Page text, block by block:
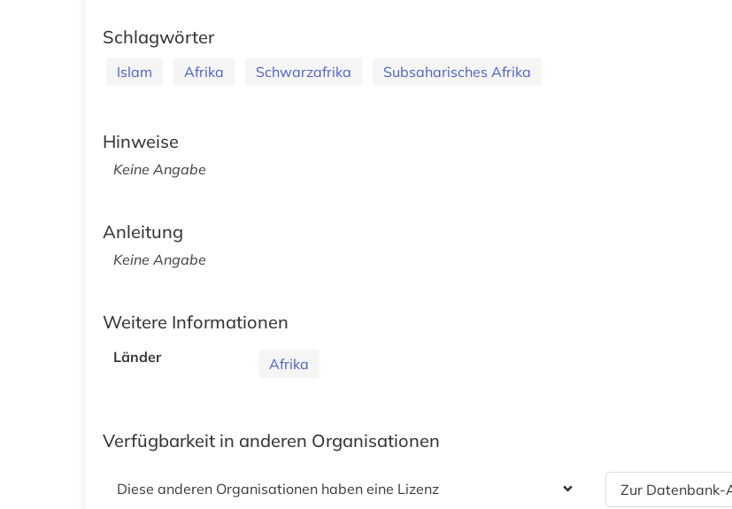
Schlagwörter
Islam Afrika Schwarzafrika Subsaharisches Afrika
Hinweise
Keine Angabe
Anleitung
Keine Angabe
Weitere Informationen
Länder Afrika
Verfügbarkeit in anderen Organisationen
Diese anderen Organisationen haben eine Lizenz Zur Datenbank-